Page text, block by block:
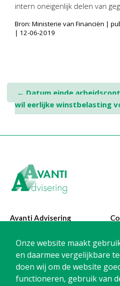
Onze website maakt
en daarmee vergelijkbare
doen wij om de website
functioneren, gebruik van
intern oneigenlijk delen van
Bron: Ministerie van Financiën |
| 12-06-2019
Post
navigation
← Datum einde
wil eerlijke winstbelasting
Avanti Advisering
Poelstraat 4
1441 RR Purmerend
T:
@: